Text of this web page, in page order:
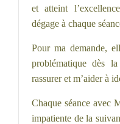
et atteint
dégage à chaque
Pour ma demande,
problématique dès
rassurer et m’aider à
Chaque séance avec
impatiente de la